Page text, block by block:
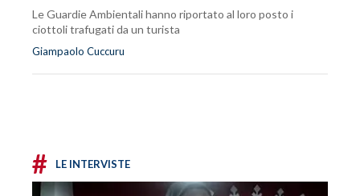
Le Guardie Ambientali hanno riportato al loro posto i
ciottoli trafugati da un turista
Giampaolo Cuccuru
# LE INTERVISTE